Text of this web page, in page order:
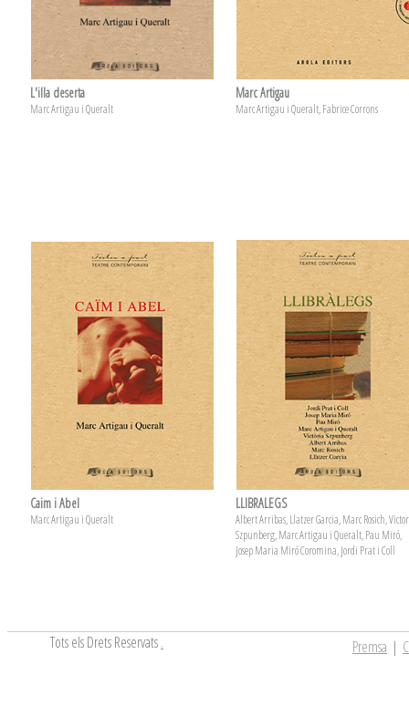
L'illa deserta
Marc Artigau i Queralt
Marc Artigau
Marc Artigau i Queralt, Fabrice Corrons
Caim i Abel
Marc Artigau i Queralt
LLIBRALEGS
Albert Arribas, Llatzer Garcia, Marc Rosich,
Szpunberg, Marc Artigau i Queralt, Pau Miró,
Josep Maria Miró Coromina, Jordi Prat i Coll
Tots els Drets Reservats. Premsa |